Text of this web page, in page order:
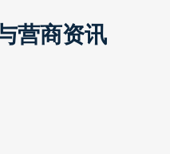
营商资讯